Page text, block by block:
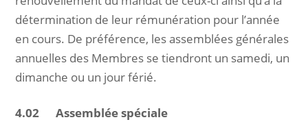
détermination de leur rémunération pour l’année
en cours. De préférence, les assemblées générales
annuelles des Membres se tiendront un samedi, un
dimanche ou un jour férié.
4.02 Assemblée spéciale